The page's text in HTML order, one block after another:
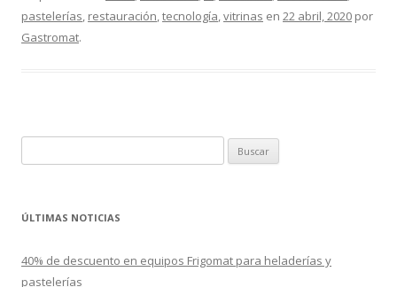
pastelerías, restauración,tecnología,vitrinas en 22 abril, 2020 por
Gastromat.
u
c
r
ÚLTIMAS NOTICIAS
40% de descuento en equipos Frigomat para heladerías y
pastelerías